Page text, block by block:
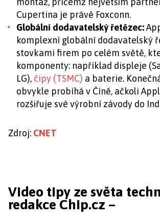
Cupertina je právě Foxconn.
Globální dodavatelský řetězec:
komplexní globální dodavatelský
stovkami firem po celém světě,
komponenty: například displeje
LG), čipy (TSMC) a baterie.
obvykle probíhá v Číně, ačkoli
rozšiřuje své výrobní závody do
Zdroj: CNET
Video tipy ze světa
redakce Chip.cz –